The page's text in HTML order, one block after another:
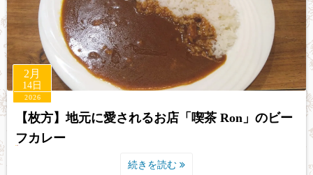
2月
14日
2026
【枚方】地元に愛されるお店「喫茶 Ron」のビー
フカレー
続きを読む